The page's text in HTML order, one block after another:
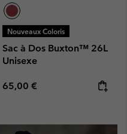
Nouveaux Coloris
Sac à Dos Buxton™ 26L
Unisexe
Regular price:
65,00 €